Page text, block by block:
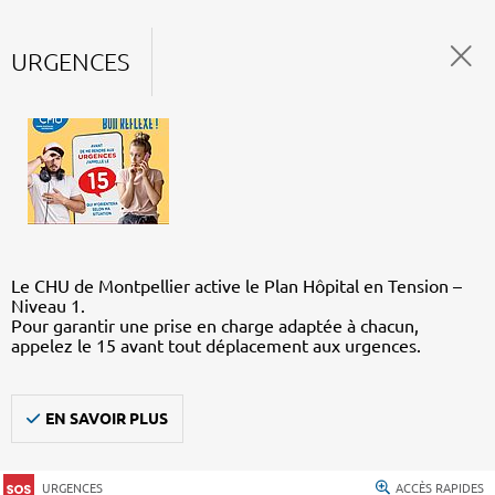
URGENCES
Le CHU de Montpellier active le Plan Hôpital en Tension –
Niveau 1.
Pour garantir une prise en charge adaptée à chacun,
appelez le 15 avant tout déplacement aux urgences.
EN SAVOIR PLUS
URGENCES ACCÈS RAPIDES